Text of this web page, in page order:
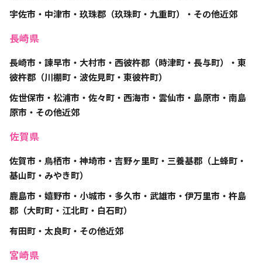
宇佐市・中津市・玖珠郡（玖珠町・九重町）・その他近郊
長崎県
長崎市・諫早市・大村市・西彼杵郡（時津町・長与町）・東
彼杵郡（川棚町・波佐見町・東彼杵町）
佐世保市・松浦市・佐々町・西海市・雲仙市・島原市・南島
原市・その他近郊
佐賀県
佐賀市・鳥栖市・神埼市・吉野ヶ里町・三養基郡（上蜂町・
基山町・みやき町）
鹿島市・嬉野市・小城市・多久市・武雄市・伊万里市・杵島
郡（大町町・江北町・白石町）
有田町・太良町・その他近郊
宮崎県